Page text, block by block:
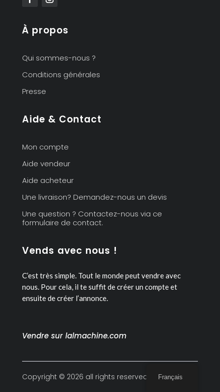
À propos
Qui sommes-nous ?
Conditions générales
Presse
Aide & Contact
Mon compte
Aide vendeur
Aide acheteur
Une livraison? Demandez-nous un devis
Une question ? Contactez-nous via ce
formulaire de contact.
Vends avec nous !
C’est très simple. Tout le monde peut vendre avec
nous. Pour cela, il te suffit de créer un compte et
ensuite de créer l’annonce.
Vendre sur lalmachine.com
Copyright © 2026 all rights reserved Français